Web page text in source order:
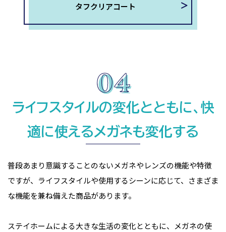
タフクリアコート
ライフスタイルの変化とともに、快
適に使えるメガネも変化する
普段あまり意識することのないメガネやレンズの機能や特徴
ですが、ライフスタイルや使用するシーンに応じて、さまざま
な機能を兼ね備えた商品があります。
ステイホームによる大きな生活の変化とともに、メガネの使